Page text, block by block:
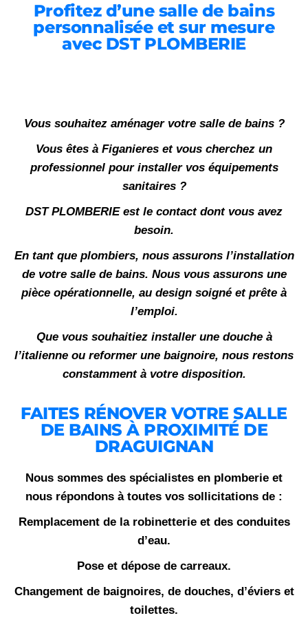
Profitez d’une salle de bains
personnalisée et sur mesure
avec DST PLOMBERIE
Vous souhaitez aménager votre salle de bains ?
Vous êtes à Figanieres et vous cherchez un
professionnel pour installer vos équipements
sanitaires ?
DST PLOMBERIE est le contact dont vous avez
besoin.
En tant que plombiers, nous assurons l’installation
de votre salle de bains. Nous vous assurons une
pièce opérationnelle, au design soigné et prête à
l’emploi.
Que vous souhaitiez installer une douche à
l’italienne ou reformer une baignoire, nous restons
constamment à votre disposition.
FAITES RÉNOVER VOTRE SALLE
DE BAINS À PROXIMITÉ DE
DRAGUIGNAN
Nous sommes des spécialistes en plomberie et
nous répondons à toutes vos sollicitations de :
Remplacement de la robinetterie et des conduites
d’eau.
Pose et dépose de carreaux.
Changement de baignoires, de douches, d’éviers et
toilettes.